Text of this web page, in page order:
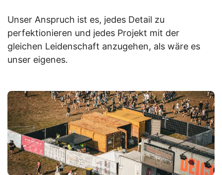
Unser Anspruch ist es, jedes Detail zu
perfektionieren und jedes Projekt mit der
gleichen Leidenschaft anzugehen, als wäre es
unser eigenes.